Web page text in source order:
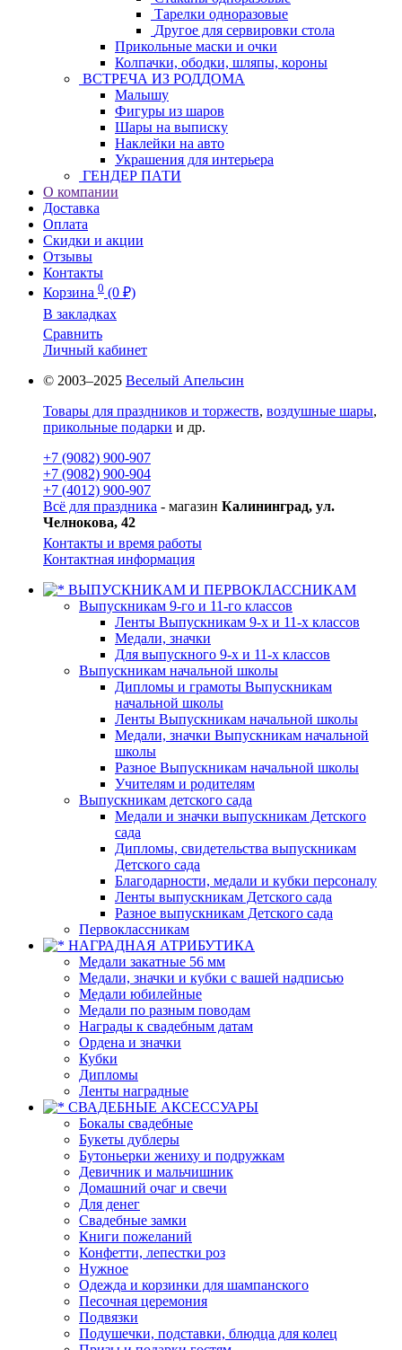
Тарелки одноразовые
Другое для сервировки стола
Прикольные маски и очки
Колпачки, ободки, шляпы, короны
ВСТРЕЧА ИЗ РОДДОМА
Малышу
Фигуры из шаров
Шары на выписку
Наклейки на авто
Украшения для интерьера
ГЕНДЕР ПАТИ
О компании
Доставка
Оплата
Скидки и акции
Отзывы
Контакты
Корзина 0 (0 ₽)
В закладках
Сравнить
Личный кабинет
© 2003–2025 Веселый Апельсин
Товары для праздников и торжеств, воздушные шары,
прикольные подарки и др.
+7 (9082) 900-907
+7 (9082) 900-904
+7 (4012) 900-907
Всё для праздника - магазин Калининград, ул.
Челнокова, 42
Контакты и время работы
Контактная информация
ВЫПУСКНИКАМ И ПЕРВОКЛАССНИКАМ
Выпускникам 9-го и 11-го классов
Ленты Выпускникам 9-х и 11-х классов
Медали, значки
Для выпускного 9-х и 11-х классов
Выпускникам начальной школы
Дипломы и грамоты Выпускникам
начальной школы
Ленты Выпускникам начальной школы
Медали, значки Выпускникам начальной
школы
Разное Выпускникам начальной школы
Учителям и родителям
Выпускникам детского сада
Медали и значки выпускникам Детского
сада
Дипломы, свидетельства выпускникам
Детского сада
Благодарности, медали и кубки персоналу
Ленты выпускникам Детского сада
Разное выпускникам Детского сада
Первоклассникам
НАГРАДНАЯ АТРИБУТИКА
Медали закатные 56 мм
Медали, значки и кубки с вашей надписью
Медали юбилейные
Медали по разным поводам
Награды к свадебным датам
Ордена и значки
Кубки
Дипломы
Ленты наградные
СВАДЕБНЫЕ АКСЕССУАРЫ
Бокалы свадебные
Букеты дублеры
Бутоньерки жениху и подружкам
Девичник и мальчишник
Домашний очаг и свечи
Для денег
Свадебные замки
Книги пожеланий
Конфетти, лепестки роз
Нужное
Одежда и корзинки для шампанского
Песочная церемония
Подвязки
Подушечки, подставки, блюдца для колец